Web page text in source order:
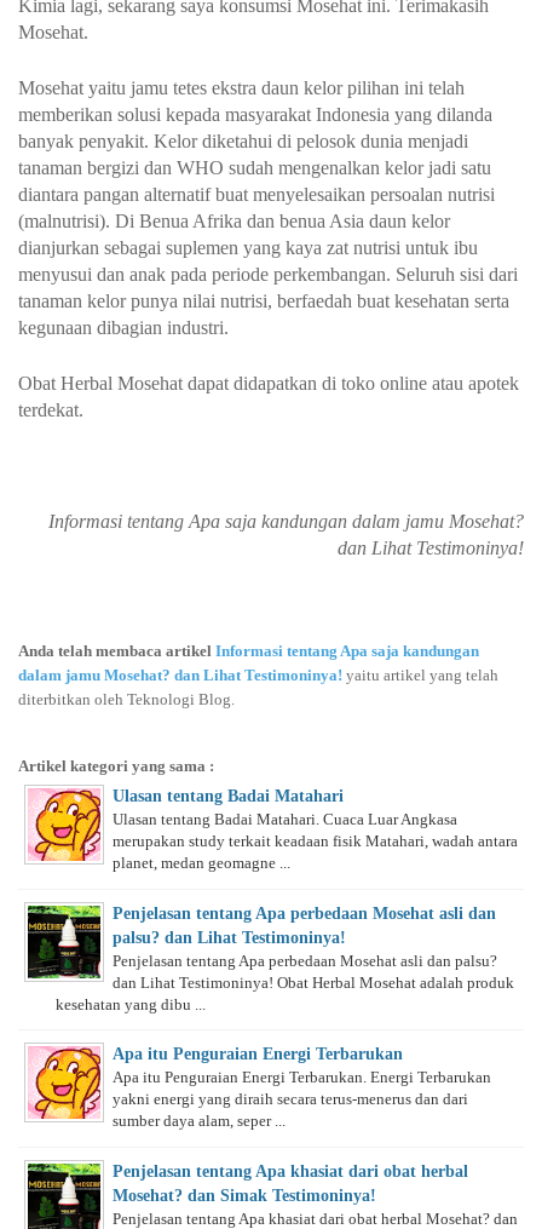
Kimia lagi, sekarang saya konsumsi Mosehat ini. Terimakasih
Mosehat.
Mosehat yaitu jamu tetes ekstra daun kelor pilihan ini telah
memberikan solusi kepada masyarakat Indonesia yang dilanda
banyak penyakit. Kelor diketahui di pelosok dunia menjadi
tanaman bergizi dan WHO sudah mengenalkan kelor jadi satu
diantara pangan alternatif buat menyelesaikan persoalan nutrisi
(malnutrisi). Di Benua Afrika dan benua Asia daun kelor
dianjurkan sebagai suplemen yang kaya zat nutrisi untuk ibu
menyusui dan anak pada periode perkembangan. Seluruh sisi dari
tanaman kelor punya nilai nutrisi, berfaedah buat kesehatan serta
kegunaan dibagian industri.
Obat Herbal Mosehat dapat didapatkan di toko online atau apotek
terdekat.
Informasi tentang Apa saja kandungan dalam jamu Mosehat?
dan Lihat Testimoninya!
Anda telah membaca artikel Informasi tentang Apa saja kandungan
dalam jamu Mosehat? dan Lihat Testimoninya! yaitu artikel yang telah
diterbitkan oleh Teknologi Blog.
Artikel kategori yang sama :
Ulasan tentang Badai Matahari
Ulasan tentang Badai Matahari. Cuaca Luar Angkasa
merupakan study terkait keadaan fisik Matahari, wadah antara
planet, medan geomagne ...
Penjelasan tentang Apa perbedaan Mosehat asli dan
palsu? dan Lihat Testimoninya!
Penjelasan tentang Apa perbedaan Mosehat asli dan palsu?
dan Lihat Testimoninya! Obat Herbal Mosehat adalah produk
kesehatan yang dibu ...
Apa itu Penguraian Energi Terbarukan
Apa itu Penguraian Energi Terbarukan. Energi Terbarukan
yakni energi yang diraih secara terus-menerus dan dari
sumber daya alam, seper ...
Penjelasan tentang Apa khasiat dari obat herbal
Mosehat? dan Simak Testimoninya!
Penjelasan tentang Apa khasiat dari obat herbal Mosehat? dan